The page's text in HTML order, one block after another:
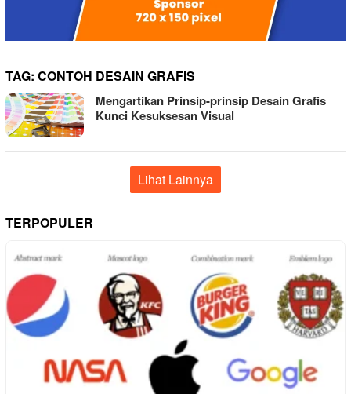
TAG: CONTOH DESAIN GRAFIS
Mengartikan Prinsip-prinsip Desain Grafis
Kunci Kesuksesan Visual
Lihat Lainnya
TERPOPULER